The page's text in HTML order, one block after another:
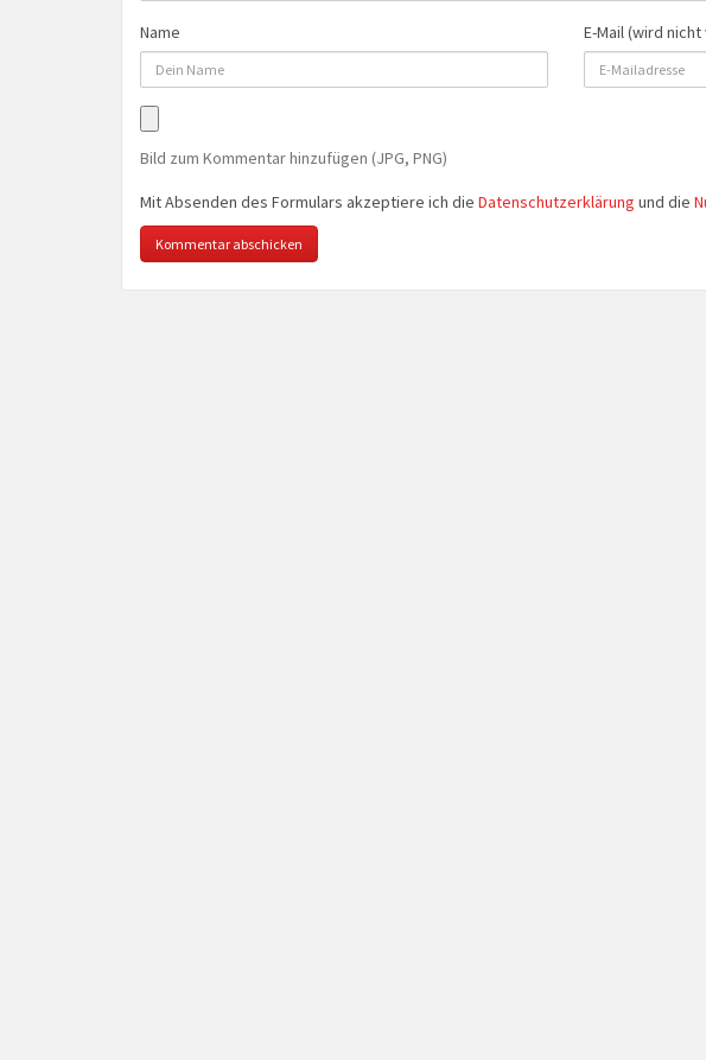
Name E-Mail (wird
Bild zum Kommentar hinzufügen (JPG, PNG)
Mit Absenden des Formulars akzeptiere ich die Datenschutzerklärung und die